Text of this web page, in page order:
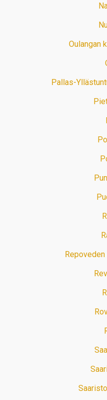
Oulangan
Pallas-